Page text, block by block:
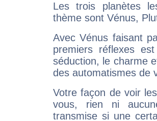
Les trois planètes
thème sont Vénus,
Avec Vénus faisant
premiers réflexes
séduction, le charme
des automatismes de
Votre façon de voir
vous, rien ni
transmise si une